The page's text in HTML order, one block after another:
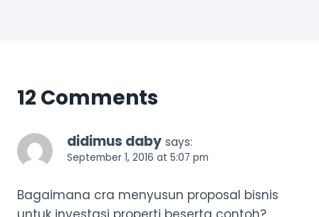
12 Comments
didimus daby says:
September 1, 2016 at 5:07 pm
Bagaimana cra menyusun proposal bisnis